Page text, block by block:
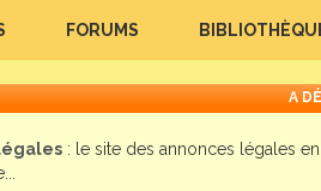
FORUMS
A
: le site des annonces légales en